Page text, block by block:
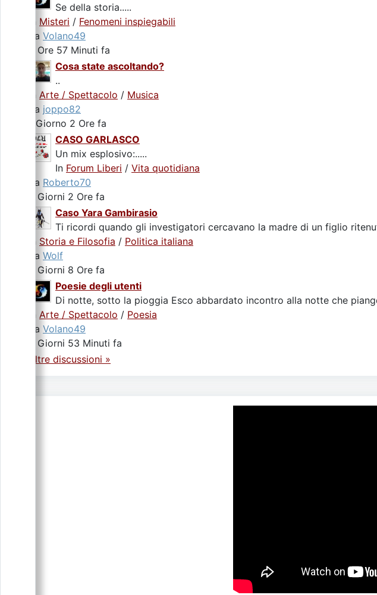
Se della storia.....
Misteri / Fenomeni inspiegabili
da Volano49
4 Ore 57 Minuti fa
Cosa state ascoltando?
..
Arte / Spettacolo / Musica
da joppo82
1 Giorno 2 Ore fa
CASO GARLASCO
Un mix esplosivo:.....
In Forum Liberi / Vita quotidiana
da Roberto70
2 Giorni 2 Ore fa
Caso Yara Gambirasio
Ti ricordi quando gli investigatori cercavano la madre di un figlio
Storia e Filosofia / Politica italiana
da Wolf
3 Giorni 8 Ore fa
Poesie degli utenti
Di notte, sotto la pioggia Esco abbardato incontro alla notte che
Arte / Spettacolo / Poesia
da Volano49
4 Giorni 53 Minuti fa
Altre discussioni »